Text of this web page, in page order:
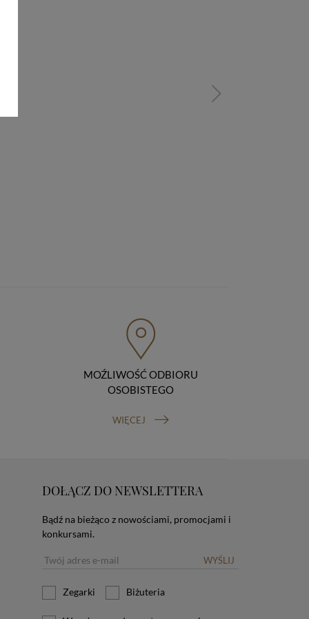
MOŹLIWOŚĆ ODBIORU
OSOBISTEGO
WIĘCEJ
DOŁĄCZ DO NEWSLETTERA
Bądź na bieżąco z nowościami, promocjami i
konkursami.
WYŚLIJ
Zegarki Biżuteria